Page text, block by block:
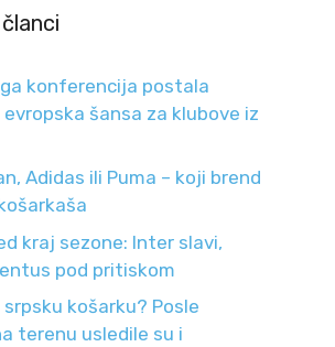
konferencija postala
šansa za klubove iz
Adidas ili Puma – koji brend
kraj sezone: Inter slavi,
pod pritiskom
košarku? Posle
terenu usledile su i